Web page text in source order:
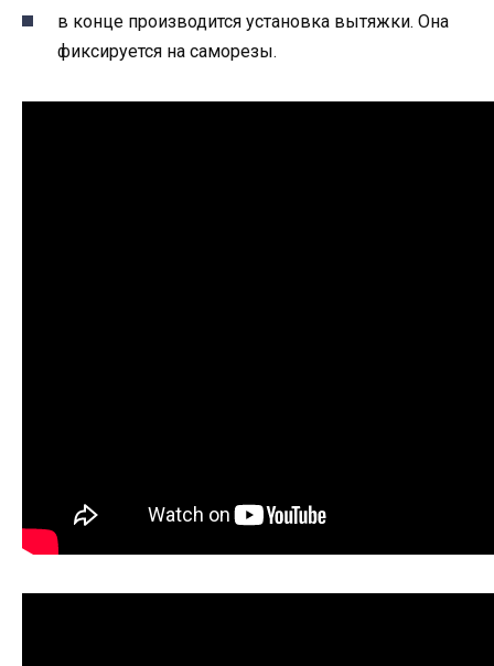
в конце производится установка вытяжки. Она
фиксируется на саморезы.